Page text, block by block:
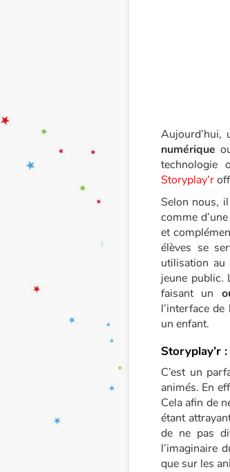
numérique
technologie
Storyplay’r
Selon nous,
comme
et
élèves se
utilisation
jeune public.
faisant un
l’interface
un enfant.
Storyplay’r
C’est un
animés. En
Cela afin de
étant
de ne pas
l’imaginaire
que sur les